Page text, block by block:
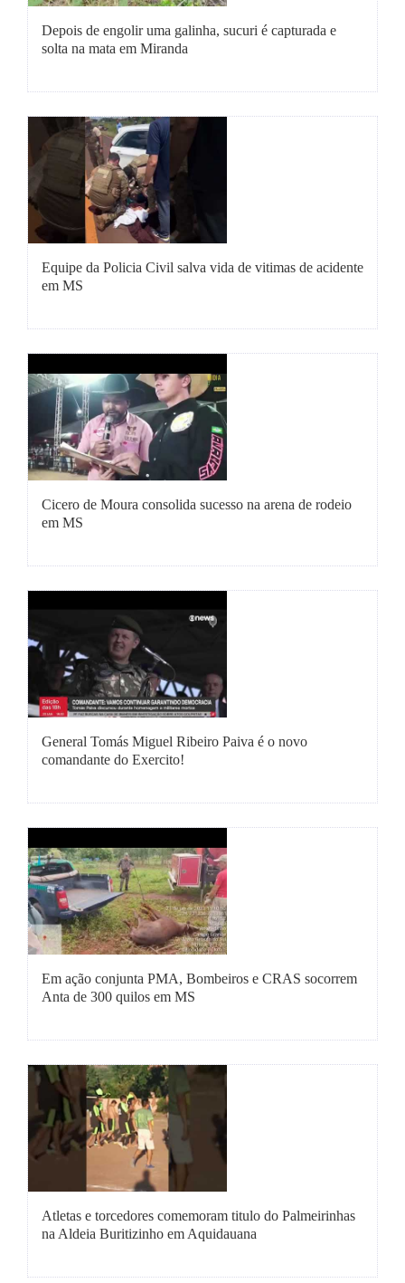
Fale Conosco
Depois de engolir uma galinha, sucuri é capturada e
solta na mata em Miranda
Equipe da Policia Civil salva vida de vitimas de acidente
em MS
Cicero de Moura consolida sucesso na arena de rodeio
em MS
General Tomás Miguel Ribeiro Paiva é o novo
comandante do Exercito!
Em ação conjunta PMA, Bombeiros e CRAS socorrem
Anta de 300 quilos em MS
Atletas e torcedores comemoram titulo do Palmeirinhas
na Aldeia Buritizinho em Aquidauana